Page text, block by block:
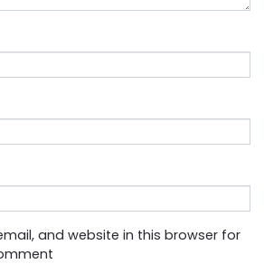
and website in this browser for